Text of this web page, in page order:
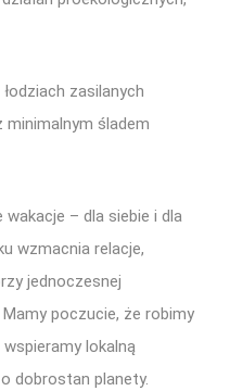
łodziach zasilanych
minimalnym śladem
– dla siebie i dla
wzmacnia relacje,
jednoczesnej
poczucie, że robimy
lokalną
dobrostan planety.